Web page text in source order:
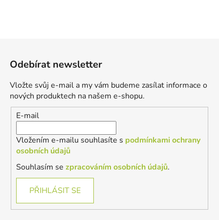
Odebírat newsletter
Vložte svůj e-mail a my vám budeme zasílat informace o
nových produktech na našem e-shopu.
E-mail
Vložením e-mailu souhlasíte s podmínkami ochrany
osobních údajů
Souhlasím se zpracováním osobních údajů.
PŘIHLÁSIT SE